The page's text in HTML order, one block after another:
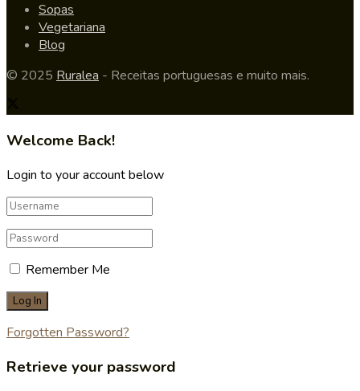
Sopas
Vegetariana
Blog
© 2025 Ruralea - Receitas portuguesas e muito mais.
Welcome Back!
Login to your account below
Remember Me
Forgotten Password?
Retrieve your password